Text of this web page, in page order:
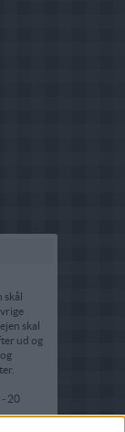
skal
ud og
- 20